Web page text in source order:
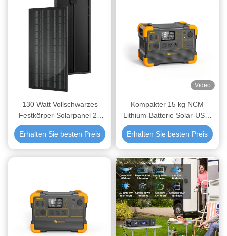
130 Watt Vollschwarzes
Festkörper-Solarpanel 20
Volt Premium-Monokristalline
Solarpaneele für Wohnmobil
Camper Marine Home Dach
Erhalten Sie besten Preis
Video
Kompakter 15 kg NCM
Lithium-Batterie Solar-USV-
Generator mit 1000 Zyklen
und 12 Monaten Garantie
Erhalten Sie besten Preis